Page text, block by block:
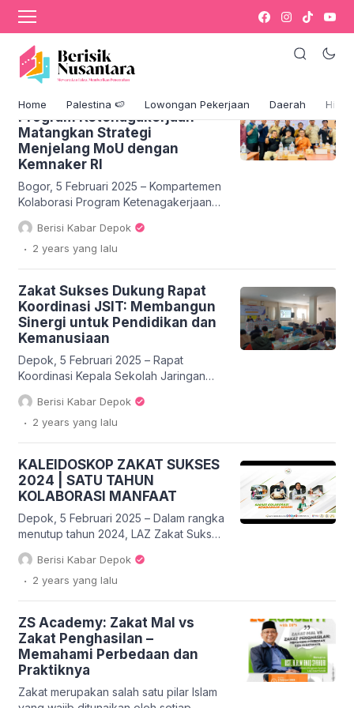
Home Palestina 🍉 Lowongan Pekerjaan Daerah
Kompartemen Kolaborasi Program
Ketenagakerjaan Matangkan Strategi
Menjelang MoU dengan Kemnaker RI
Kompartemen Kolaborasi
Program Ketenagakerjaan
Matangkan Strategi
Menjelang MoU dengan
Kemnaker RI
Bogor, 5 Februari 2025 – Kompartemen
Kolaborasi Program Ketenagakerjaan
yang beranggotakan berbagai
Lembaga Amil Zakat Nasional (LAZNAS)
dan Lembaga Amil Zakat (LAZ)
(5/2). Pertemuan ini bertujuan untuk
menyusun langkah konkret dalam
penguatan sinergi antara sektor zakat
dan ketenagakerjaan nasional,
sekaligus mematangkan persiapan
menjelang penandatanganan Nota […]
Berisi Kabar Depok
. 2 years yang lalu
Zakat Sukses Dukung Rapat
Koordinasi JSIT: Membangun
Sinergi untuk Pendidikan dan
Kemanusiaan
Depok, 5 Februari 2025 – Rapat
Koordinasi Kepala Sekolah Jaringan
Sekolah Islam Terpadu (JSIT)
Indonesia Kota Depok berlangsung
sukses di Gedung PGRI, dengan
Acara ini juga mendapat dukungan
penuh dari Zakat Sukses, yang diwakili
oleh Direktur Zakat Sukses, Dr. Sunarto
Zulkifli. Dalam sambutannya, Dr. Sunarto
[…]
Berisi Kabar Depok
. 2 years yang lalu
KALEIDOSKOP ZAKAT SUKSES
2024 | SATU TAHUN
KOLABORASI MANFAAT
Depok, 5 Februari 2025 – Dalam rangka
menutup tahun 2024, LAZ Zakat Sukses
merilis video “Kaleidoskop 2024 | Satu
Tahun Kolaborasi Manfaat” di kanal
YouTube mereka. Video ini
satu tahun terakhir, berkat dukungan
dari Sahabat Zakat. Tahun 2024
menjadi tahun yang penuh makna bagi
LAZ Zakat Sukses, […]
Berisi Kabar Depok
. 2 years yang lalu
ZS Academy: Zakat Mal vs
Zakat Penghasilan –
Memahami Perbedaan dan
Praktiknya
Zakat merupakan salah satu pilar Islam